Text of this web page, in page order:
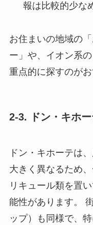
報は比較的少な
お住まいの地域の
ー」や、イオン系
重点的に探すのがお
2-3. ドン・キホ
ドン・キホーテは
大きく異なるため
リキュール類を置
能性があります。
ップ）も同様で、